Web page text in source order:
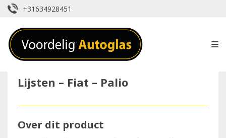
+31634928451
Lijsten – Fiat – Palio
Over dit product